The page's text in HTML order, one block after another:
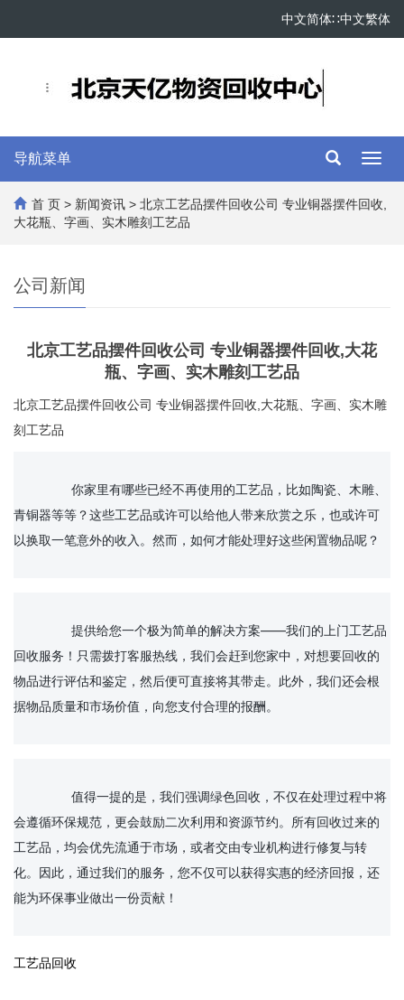
中文繁体
∷
中文简体
导航菜单
首 页 > 新闻资讯 > 北京工艺品摆件回收公司 专业铜器摆件回收,
大花瓶、字画、实木雕刻工艺品
公司新闻
北京工艺品摆件回收公司 专业铜器摆件回收,大花
瓶、字画、实木雕刻工艺品
北京工艺品摆件回收公司 专业铜器摆件回收,大花瓶、字画、实木雕
刻工艺品
青铜器等等？这些工艺品或许可以给他人带来欣赏之乐，也或许可
以换取一笔意外的收入。然而，如何才能处理好这些闲置物品呢？
回收服务！只需拨打客服热线，我们会赶到您家中，对想要回收的
物品进行评估和鉴定，然后便可直接将其带走。此外，我们还会根
据物品质量和市场价值，向您支付合理的报酬。
会遵循环保规范，更会鼓励二次利用和资源节约。所有回收过来的
工艺品，均会优先流通于市场，或者交由专业机构进行修复与转
化。因此，通过我们的服务，您不仅可以获得实惠的经济回报，还
能为环保事业做出一份贡献！
工艺品回收